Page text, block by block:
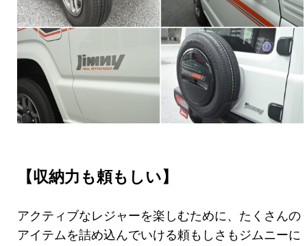
【収納力も頼もしい】
アクティブなレジャーを楽しむために、たくさんの
アイテムを詰め込んでいける頼もしさもジムニーに